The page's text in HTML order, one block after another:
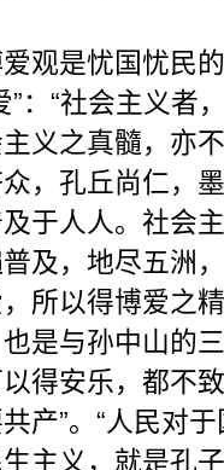
是忧国忧民的
”：“社会主义者
义之真髓，亦
，孔丘尚仁，
于人人。社会
及，地尽五洲
所以得博爱之
是与孙中山的
得安乐，都不
产”。“人民对
主义，就是孔